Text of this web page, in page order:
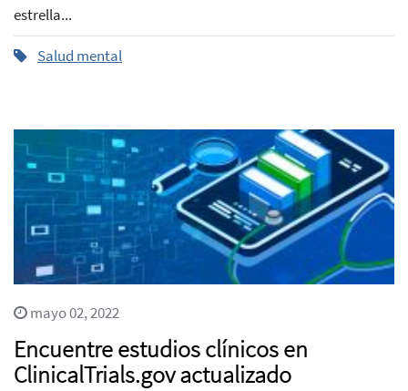
estrella...
Salud mental
mayo 02, 2022
Encuentre estudios clínicos en
ClinicalTrials.gov actualizado